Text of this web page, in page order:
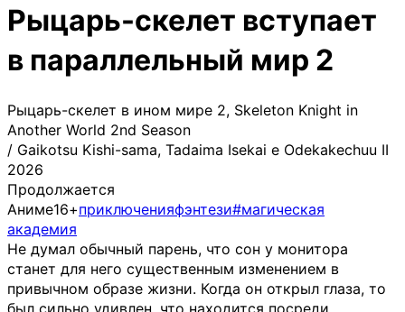
Рыцарь-скелет вступает
в параллельный мир 2
Рыцарь-скелет в ином мире 2, Skeleton Knight in
Another World 2nd Season
/ Gaikotsu Kishi-sama, Tadaima Isekai e Odekakechuu II
2026
Продолжается
Аниме16+приключенияфэнтези#магическая
академия
Не думал обычный парень, что сон у монитора
станет для него существенным изменением в
привычном образе жизни. Когда он открыл глаза, то
был сильно удивлен, что находится посреди